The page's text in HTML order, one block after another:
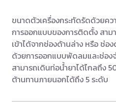
ขนาดตัวเครื่องกระทัดรัดด้วยค
การออกแบบของการติดตั้ง สาม
เข้าได้จากช่องด้านล่าง หรือ ช่อ
ด้วยการออกแบบพัดลมและช่อง
สามารถเดินท่อน้ำยาได้ไกลถึง
ต้านทานภายนอกได้ถึง 5 ระดับ